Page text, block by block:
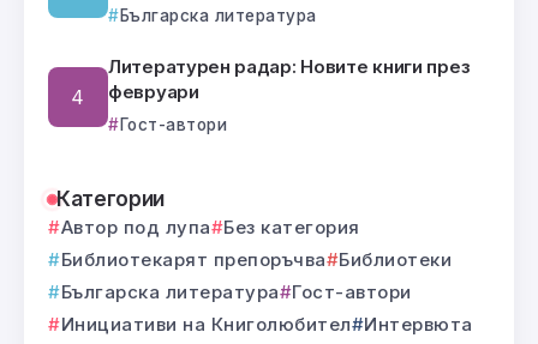
Българска литература
Литературен радар: Новите книги през
февруари
Гост-автори
Категории
Автор под лупа
Без категория
Библиотекарят препоръчва
Библиотеки
Българска литература
Гост-автори
Инициативи на Книголюбител
Интервюта